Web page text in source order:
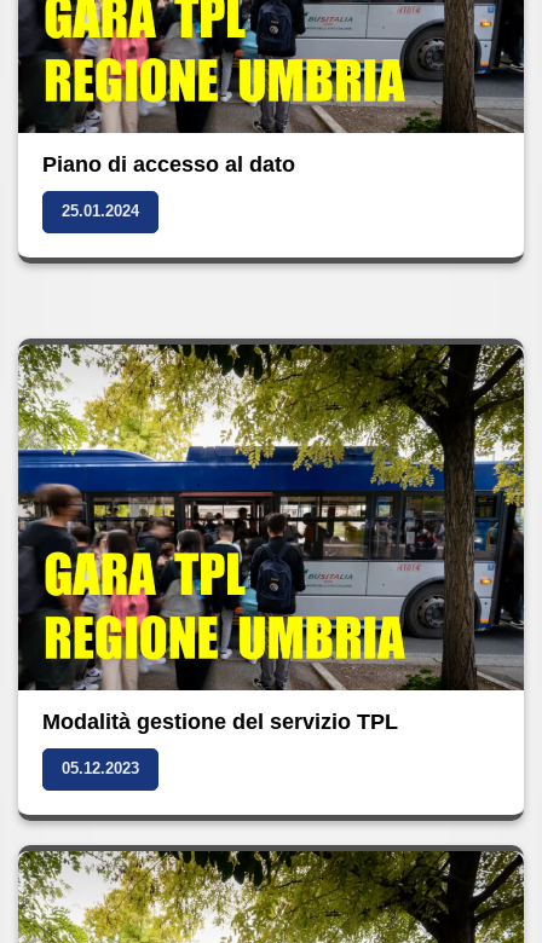
Piano di accesso al dato
25.01.2024
Modalità gestione del servizio TPL
05.12.2023